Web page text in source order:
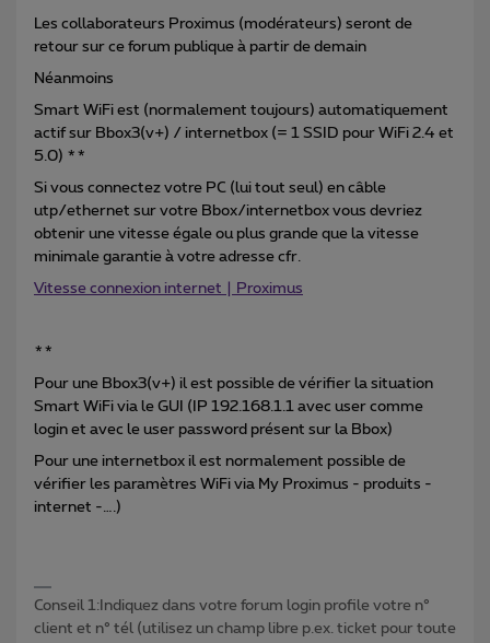
Les collaborateurs Proximus (modérateurs) seront de
retour sur ce forum publique à partir de demain
Néanmoins
Smart WiFi est (normalement toujours) automatiquement
actif sur Bbox3(v+) / internetbox (= 1 SSID pour WiFi 2.4 et
5.0) **
Si vous connectez votre PC (lui tout seul) en câble
utp/ethernet sur votre Bbox/internetbox vous devriez
obtenir une vitesse égale ou plus grande que la vitesse
minimale garantie à votre adresse cfr.
Vitesse connexion internet | Proximus
**
Pour une Bbox3(v+) il est possible de vérifier la situation
Smart WiFi via le GUI (IP 192.168.1.1 avec user comme
login et avec le user password présent sur la Bbox)
Pour une internetbox il est normalement possible de
vérifier les paramètres WiFi via My Proximus - produits -
internet -….)
Conseil 1:Indiquez dans votre forum login profile votre n°
client et n° tél (utilisez un champ libre p.ex. ticket pour toute